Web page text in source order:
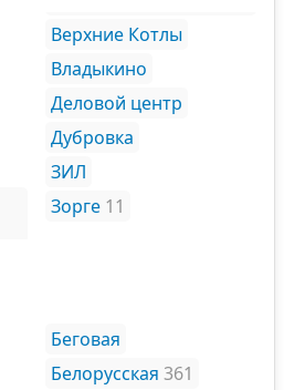
Верхние Котлы
Владыкино
Деловой центр
Дубровка
ЗИЛ
Зорге 11
Беговая
Белорусская 361